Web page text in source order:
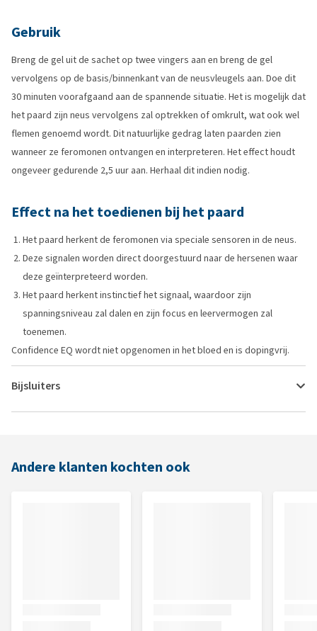
Gebruik
Breng de gel uit de sachet op twee vingers aan en breng de gel
vervolgens op de basis/binnenkant van de neusvleugels aan. Doe dit
30 minuten voorafgaand aan de spannende situatie. Het is mogelijk dat
het paard zijn neus vervolgens zal optrekken of omkrult, wat ook wel
flemen genoemd wordt. Dit natuurlijke gedrag laten paarden zien
wanneer ze feromonen ontvangen en interpreteren. Het effect houdt
ongeveer gedurende 2,5 uur aan. Herhaal dit indien nodig.
Effect na het toedienen bij het paard
Het paard herkent de feromonen via speciale sensoren in de neus.
Deze signalen worden direct doorgestuurd naar de hersenen waar
deze geïnterpreteerd worden.
Het paard herkent instinctief het signaal, waardoor zijn
spanningsniveau zal dalen en zijn focus en leervermogen zal
toenemen.
Confidence EQ wordt niet opgenomen in het bloed en is dopingvrij.
Bijsluiters
Andere klanten kochten ook